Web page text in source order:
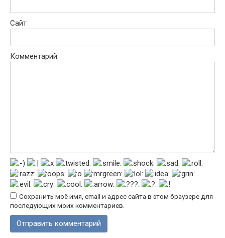
Сайт
Комментарий
Сохранить моё имя, email и адрес сайта в этом браузере для
последующих моих комментариев.